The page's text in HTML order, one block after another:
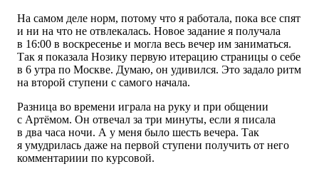
На самом деле норм, потому что я работала, пока все спят
и ни на что не отвлекалась. Новое задание я получала
в 16:00 в воскресенье и могла весь вечер им заниматься.
Так я показала Нозику первую итерацию страницы о себе
в 6 утра по Москве. Думаю, он удивился. Это задало ритм
на второй ступени с самого начала.
Разница во времени играла на руку и при общении
с Артёмом. Он отвечал за три минуты, если я писала
в два часа ночи. А у меня было шесть вечера. Так
я умудрилась даже на первой ступени получить от него
комментариии по курсовой.